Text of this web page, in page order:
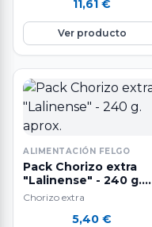
colmenas ubicadas en zonas
de cultivo ecológico.…
11,61 €
Ver producto
ALIMENTACIÓN FELGO
Pack Chorizo extra
"Lalinense" - 240 g.
aprox.
Chorizo extra
5,40 €